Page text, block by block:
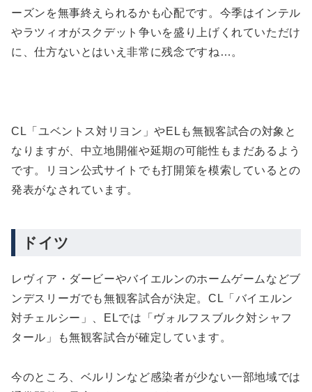
ーズンを無事終えられるかも心配です。今季はインテル
やラツィオがスクデット争いを盛り上げくれていただけ
に、仕方ないとはいえ非常に残念ですね…。
CL「ユベントス対リヨン」やELも無観客試合の対象と
なりますが、中立地開催や延期の可能性もまだあるよう
です。リヨン公式サイトでも打開策を模索しているとの
発表がなされています。
ドイツ
レヴィア・ダービーやバイエルンのホームゲームなどブ
ンデスリーガでも無観客試合が決定。CL「バイエルン
対チェルシー」、ELでは「ヴォルフスブルク対シャフ
タール」も無観客試合が確定しています。
今のところ、ベルリンなど感染者が少ない一部地域では